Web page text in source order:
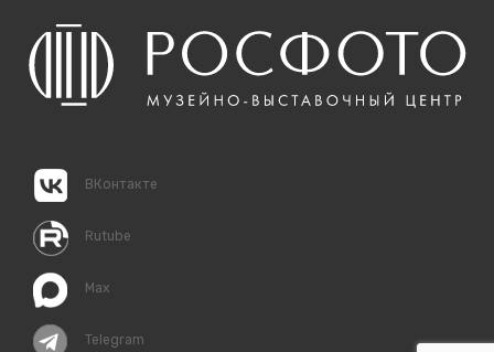
ВКонтакте
Rutube
Max
Telegram